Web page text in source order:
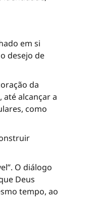
em si
desejo de
da
alcançar a
como
O diálogo
Deus
tempo, ao